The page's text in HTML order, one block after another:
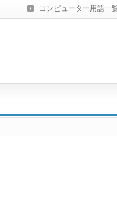
コンピューター用語一